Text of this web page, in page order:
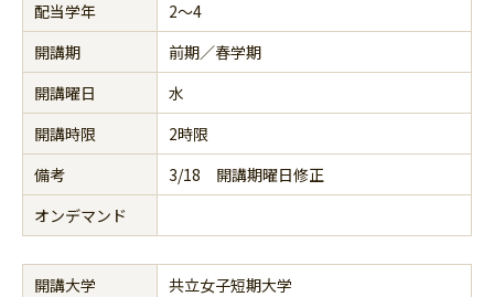
配当学年
2～4
開講期
前期／春学期
開講曜日
水
開講時限
2時限
備考
3/18 開講期曜日修正
オンデマンド
開講大学
共立女子短期大学